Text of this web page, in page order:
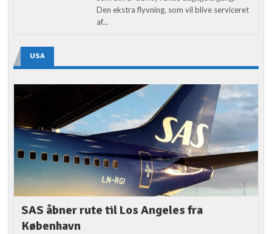
Den ekstra flyvning, som vil blive serviceret
af...
USA
SAS åbner rute til Los Angeles fra
København